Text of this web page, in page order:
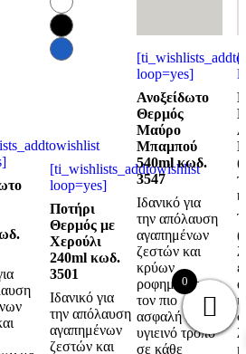
[ti_wishlists_addtowishlist
loop=yes]
Ποτήρι
Θερμός με
Χερούλι
240ml κωδ.
3501
Ιδανικό για
την απόλαυση
αγαπημένων
ζεστών και
loop=yes]
Ανοξείδωτο
Θερμός
Μαύρο
Μπαμπού
540ml κωδ.
3547
Ιδανικό για
την απόλαυση
αγαπημένων
ζεστών και
κρύων
ροφημάτων με
τον πιο
ασφαλή και
υγιεινό τρόπο
σε κάθε
0